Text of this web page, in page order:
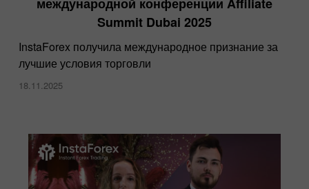
Summit Dubai 2025
InstaForex получила международное признание за
лучшие условия торговли
18.11.2025